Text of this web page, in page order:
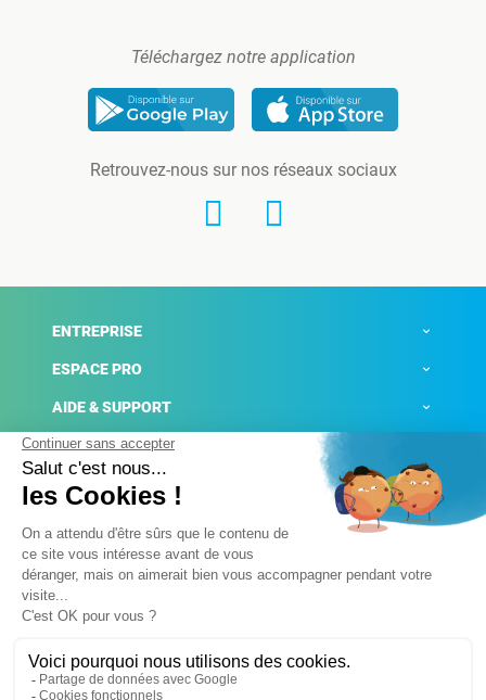
Téléchargez notre application
Retrouvez-nous sur nos réseaux sociaux
ENTREPRISE
ESPACE PRO
AIDE & SUPPORT
ACTUALITÉS
Mentions légales
Conditions générales de ventes